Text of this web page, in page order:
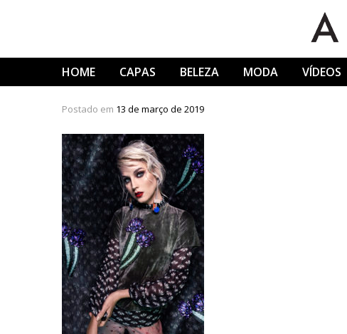
HOME CAPAS BELEZA MODA VÍDEOS
Postado em 13 de março de 2019